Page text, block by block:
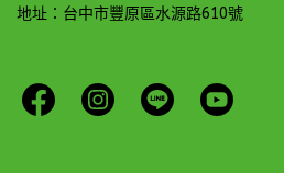
地址：台中市豐原區水源路610號